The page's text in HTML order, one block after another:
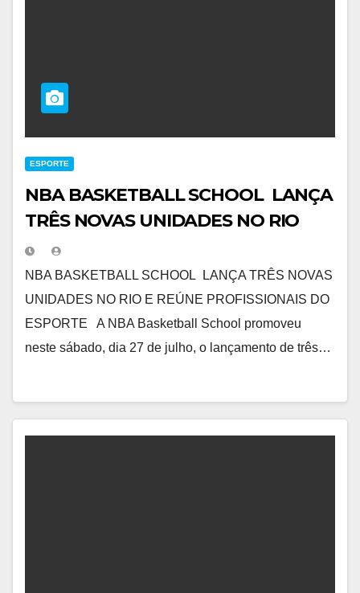
ESPORTE
NBA BASKETBALL SCHOOL LANÇA
TRÊS NOVAS UNIDADES NO RIO
NBA BASKETBALL SCHOOL LANÇA TRÊS NOVAS
UNIDADES NO RIO E REÚNE PROFISSIONAIS DO
ESPORTE A NBA Basketball School promoveu
neste sábado, dia 27 de julho, o lançamento de três…